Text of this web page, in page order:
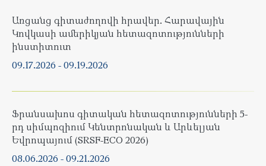
Առցանց գիտաժողովի հրավեր. Հարավային
Կովկասի ամերիկյան հետազոտությունների
ինստիտուտ
09.17.2026 -09.19.2026
Ֆրանսախոս գիտական հետազոտությունների 5-
րդ սիմպոզիում Կենտրոնական և Արևելյան
Եվրոպայում (SRSF-ECO 2026)
08.06.2026 -09.21.2026